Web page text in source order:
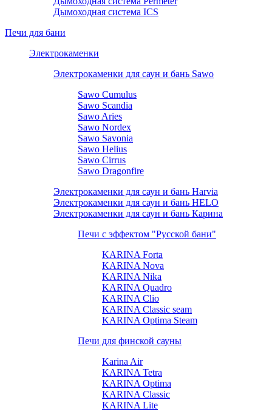
Дымоходная система ICS
Печи для бани
Электрокаменки
Электрокаменки для саун и бань Sawo
Sawo Cumulus
Sawo Scandia
Sawo Aries
Sawo Nordex
Sawo Savonia
Sawo Helius
Sawo Cirrus
Sawo Dragonfire
Электрокаменки для саун и бань Harvia
Электрокаменки для саун и бань HELO
Электрокаменки для саун и бань Карина
Печи с эффектом "Русской бани"
KARINA Forta
KARINA Nova
KARINA Nika
KARINA Quadro
KARINA Clio
KARINA Classic seam
KARINA Optima Steam
Печи для финской сауны
Karina Air
KARINA Tetra
KARINA Optima
KARINA Classic
KARINA Lite